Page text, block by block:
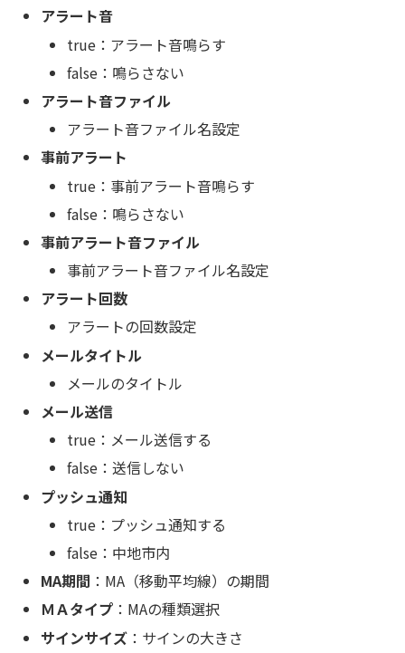
アラート音
true：アラート音鳴らす
false：鳴らさない
アラート音ファイル
アラート音ファイル名設定
事前アラート
true：事前アラート音鳴らす
false：鳴らさない
事前アラート音ファイル
事前アラート音ファイル名設定
アラート回数
アラートの回数設定
メールタイトル
メールのタイトル
メール送信
true：メール送信する
false：送信しない
プッシュ通知
true：プッシュ通知する
false：中地市内
MA期間 ：MA（移動平均線）の期間
ＭＡタイプ ：MAの種類選択
サインサイズ ：サインの大きさ